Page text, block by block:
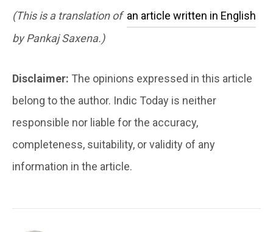
(This is a translation of an article written in English
by Pankaj Saxena.)
Disclaimer: The opinions expressed in this article
belong to the author. Indic Today is neither
responsible nor liable for the accuracy,
completeness, suitability, or validity of any
information in the article.